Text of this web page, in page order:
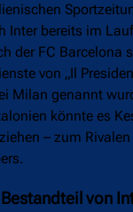
Inter bereits im
der FC Barcelona
von „Il
Milan genannt
könnte es
– zum Rivalen
von